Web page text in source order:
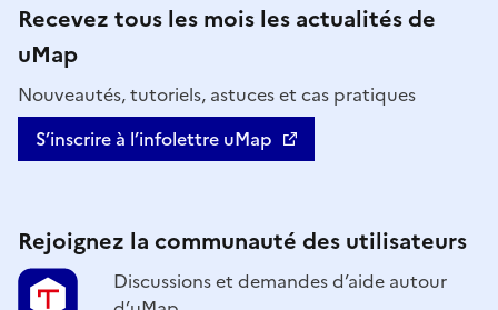
Recevez tous les mois les actualités de
uMap
Nouveautés, tutoriels, astuces et cas pratiques
S’inscrire à l’infolettre uMap
Rejoignez la communauté des utilisateurs
Discussions et demandes d’aide autour